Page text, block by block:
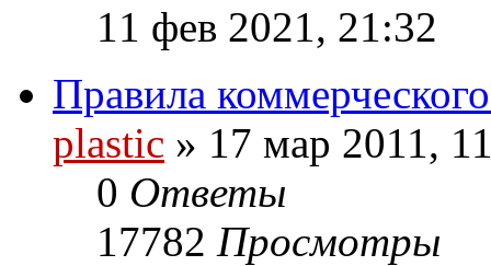
11 фев 2021, 21:32
Правила
plastic » 17 мар 2011,
0 Ответы
17782 Просмотры